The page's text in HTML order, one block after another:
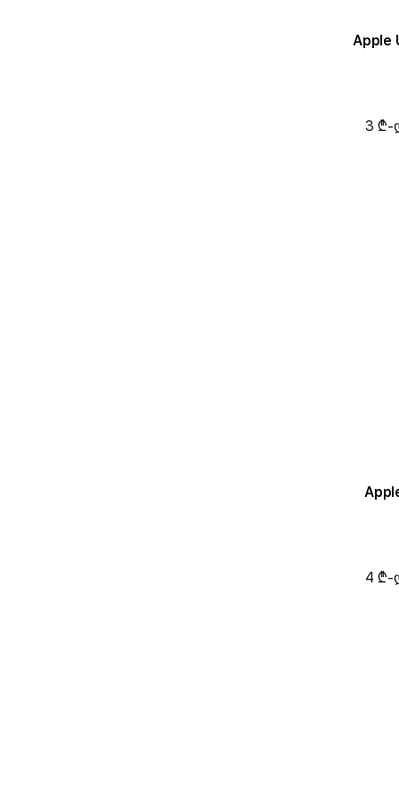
Apple
3 ₾-
4 ₾-